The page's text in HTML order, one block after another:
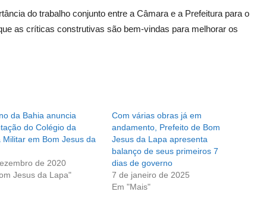
do trabalho conjunto entre a Câmara e a Prefeitura para o
as críticas construtivas são bem-vindas para melhorar os
da Bahia anuncia
do Colégio da
Militar em Bom Jesus da
de 2020
Jesus da Lapa"
Com várias obras já em
andamento, Prefeito de Bom
Jesus da Lapa apresenta
balanço de seus primeiros 7
dias de governo
7 de janeiro de 2025
Em "Mais"